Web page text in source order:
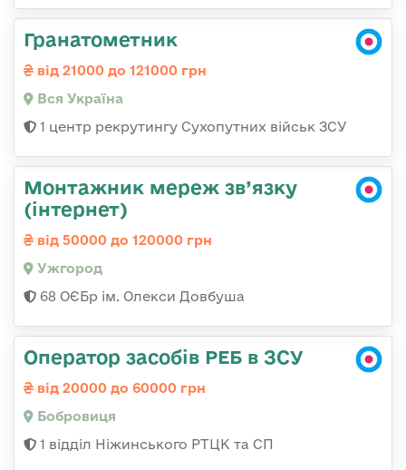
Гранатометник
від 21000 до 121000 грн
Вся Україна
1 центр рекрутингу Сухопутних військ ЗСУ
Монтажник мереж зв’язку
(інтернет)
від 50000 до 120000 грн
Ужгород
68 ОЄБр ім. Олекси Довбуша
Оператор засобів РЕБ в ЗСУ
від 20000 до 60000 грн
Бобровиця
1 відділ Ніжинського РТЦК та СП